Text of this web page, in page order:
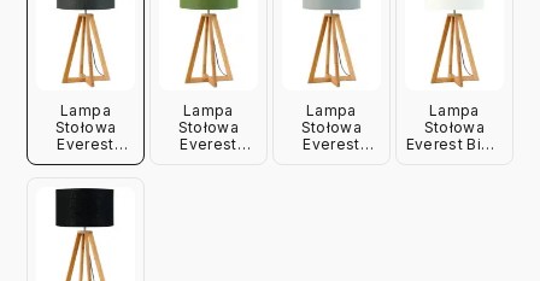
Lampa
Stołowa
Everest
Ciemnoszara
Lampa
Stołowa
Everest
Lampa
Stołowa
Everest
Lampa
Stołowa
Everest Biała